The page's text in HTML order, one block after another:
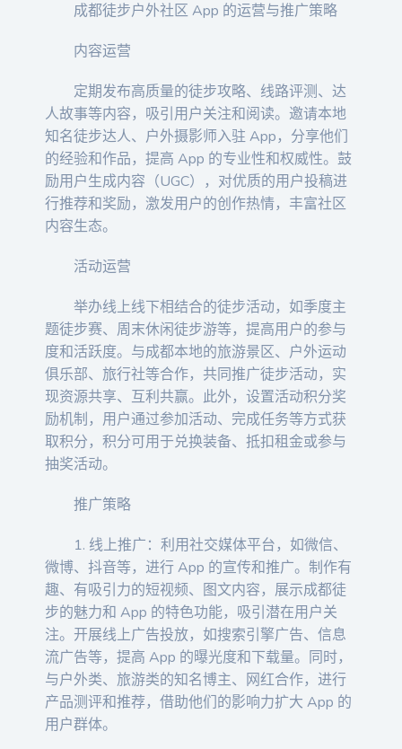
成都徒步户外社区 App 的运营与推广策略
内容运营
定期发布高质量的徒步攻略、线路评测、达
人故事等内容，吸引用户关注和阅读。邀请本地
知名徒步达人、户外摄影师入驻 App，分享他们
的经验和作品，提高 App 的专业性和权威性。鼓
励用户生成内容（UGC），对优质的用户投稿进
行推荐和奖励，激发用户的创作热情，丰富社区
内容生态。
活动运营
举办线上线下相结合的徒步活动，如季度主
题徒步赛、周末休闲徒步游等，提高用户的参与
度和活跃度。与成都本地的旅游景区、户外运动
俱乐部、旅行社等合作，共同推广徒步活动，实
现资源共享、互利共赢。此外，设置活动积分奖
励机制，用户通过参加活动、完成任务等方式获
取积分，积分可用于兑换装备、抵扣租金或参与
抽奖活动。
推广策略
1. 线上推广：利用社交媒体平台，如微信、
微博、抖音等，进行 App 的宣传和推广。制作有
趣、有吸引力的短视频、图文内容，展示成都徒
步的魅力和 App 的特色功能，吸引潜在用户关
注。开展线上广告投放，如搜索引擎广告、信息
流广告等，提高 App 的曝光度和下载量。同时，
与户外类、旅游类的知名博主、网红合作，进行
产品测评和推荐，借助他们的影响力扩大 App 的
用户群体。